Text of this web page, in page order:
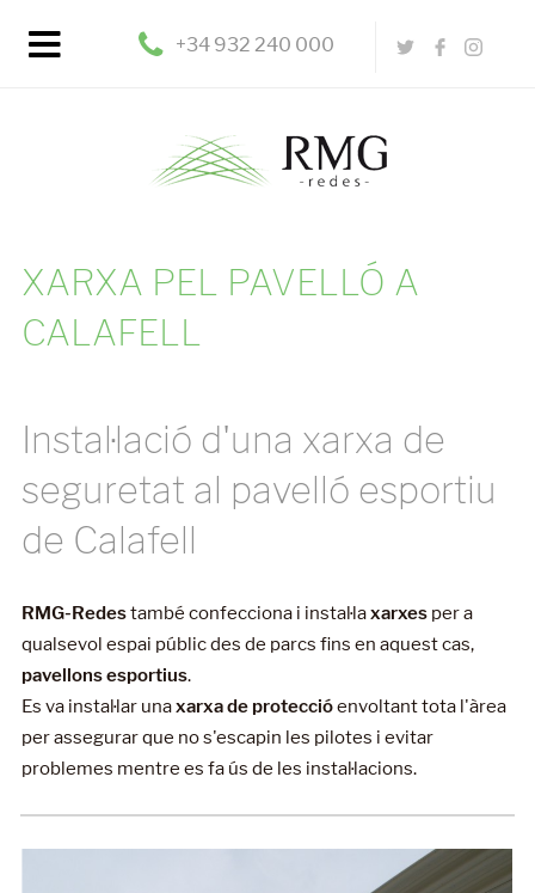
+34 932 240 000
XARXA PEL PAVELLÓ A
CALAFELL
Instal·lació d'una xarxa de
seguretat al pavelló esportiu
de Calafell
RMG-Redestambé confecciona i instal·laxarxesper a
qualsevol espai públic des de parcs fins en aquest cas,
pavellons esportius.
Es va instal·lar unaxarxa de proteccióenvoltant tota l'àrea
per assegurar que no s'escapin les pilotes i evitar
problemes mentre es fa ús de les instal·lacions.